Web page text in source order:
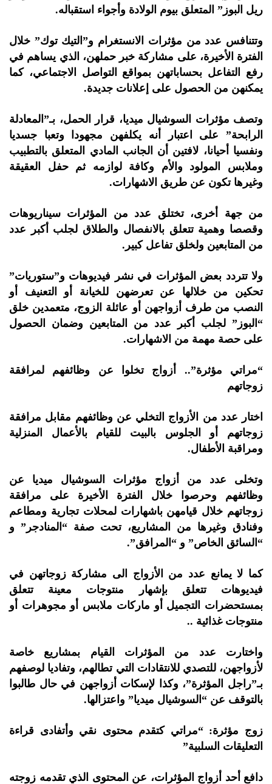
ريل البوز” المتعلق بيوم الولادة وأجواء استقباله.
وتتنافس عدد من مؤثرات الانستغرام و”التيك توك” خلال
الفترة الأخيرة، على مشاركة خبر حملهن، الذي يساهم في
رفع التفاعل بحساباتهن بمواقع التواصل الاجتماعي، كما
يمكنهن من الحصول على إعلانات جديدة.
وتصف مؤثرات السوشيال ميديا، قرار الحمل، بـ”المعادلة
الرابحة” على اعتبار أنه يكلفهن مجهودا وتعبا جسديا
ونفسيا أحيانا، لافتين أن الجانب المادي المتعلق بالتطبيب
وملابس المولود والأم وكافة لوازمه ثم حفل العقيقة
وغيرها تكون عن طريق الاشهارات.
من جهة أخرى، تختلق عدد من المؤثرات سيناريوهات
وقصصا وهمية تتعلق بالانفصال والطلاق لجلب أكبر عدد
من المتابعين ولخلق تفاعل كبير.
ولا تتردد بعض المؤثرات في نشر فيديوهات و”ستوريات”
تحكين من خلالها عن تعرضهن للخيانة أو التعنيف أو
النصب من طرف أزواجهن أو عائلة الزوج، متعمدين خلق
“البوز” لجلب أكبر عدد من المتابعين وضمان الحصول
على حصة مهمة من الاشهارات.
“مراتي مؤثرة”.. أزواج تخلوا عن وظائفهم لمرافقة
زوجاتهم
اختار عدد من الأزواج التخلي عن وظائفهم مقابل مرافقة
زوجاتهم أو الجلوس بالبيت للقيام بالأعمال المنزلية
ومراقبة الأطفال.
وتخلى عدد من أزواج مؤثرات السوشيال ميديا عن
وظائفهم وحرصوا خلال الفترة الأخيرة على مرافقة
زوجاتهم خلال قيامهن باشهارات لمحلات تجارية ومطاعم
وفنادق وغيرها من المشاريع، تحت صفة “المنادجر” و
“السائق الخاص” و “المرافق”.
كما لا يمانع عدد من الأزواج الى مشاركة زوجاتهن في
فيديوهات تتعلق بإشهار منتوجات معينة تتعلق
بمستحضرات التجميل أو ماركات ملابس أو مجوهرات أو
منتوجات غذائية ..
واختارت عدد من المؤثرات القيام بمشاريع خاصة
لأزواجهن، للتصدي للانتقادات التي تطالهم، وتفاديا لوصفهم
بـ”راجل المؤثرة”، وكذا لإسكات أزواجهن في حال طالبوا
بالتوقف عن “السوشيال ميديا” واعتزالها.
زوج مؤثرة: “مراتي كتقدم محتوى نقي وأتفادى قراءة
التعليقات السلبية”
دافع أحد أزواج المؤثرات، عن المحتوى الذي تقدمه زوجته